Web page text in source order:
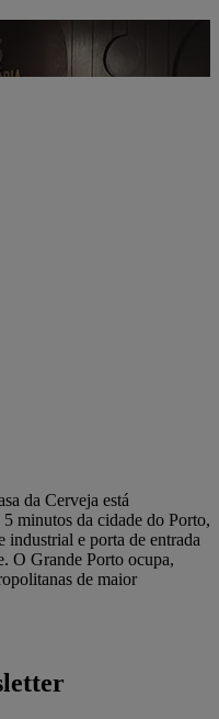
da Cerveja está
5 minutos da cidade do Porto,
industrial e porta de entrada
O Grande Porto ocupa,
de maior